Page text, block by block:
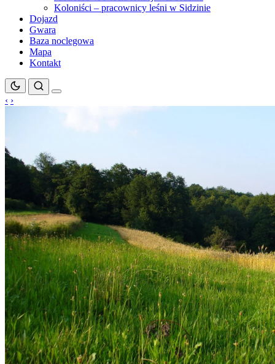
Koloniści – pracownicy leśni w Sidzinie
Dojazd
Gwara
Baza noclegowa
Mapa
Kontakt
‹ ›